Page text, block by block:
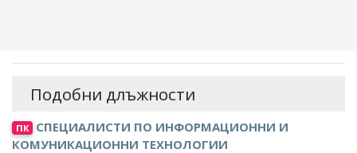
Подобни длъжности
ПК СПЕЦИАЛИСТИ ПО ИНФОРМАЦИОННИ И
КОМУНИКАЦИОННИ ТЕХНОЛОГИИ